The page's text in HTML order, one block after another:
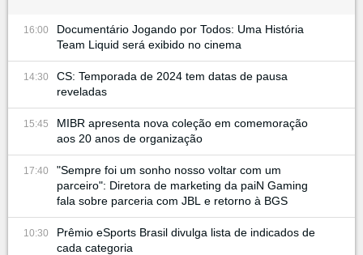
16:00
Documentário Jogando por Todos: Uma História
Team Liquid será exibido no cinema
14:30
CS: Temporada de 2024 tem datas de pausa
reveladas
15:45
MIBR apresenta nova coleção em comemoração
aos 20 anos de organização
17:40
"Sempre foi um sonho nosso voltar com um
parceiro": Diretora de marketing da paiN Gaming
fala sobre parceria com JBL e retorno à BGS
10:30
Prêmio eSports Brasil divulga lista de indicados de
cada categoria